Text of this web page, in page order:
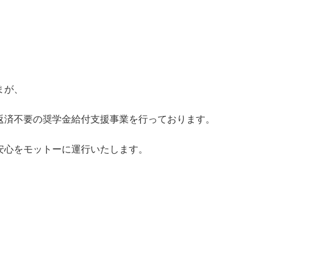
、
不要の奨学金給付支援事業を行っております。
をモットーに運行いたします。